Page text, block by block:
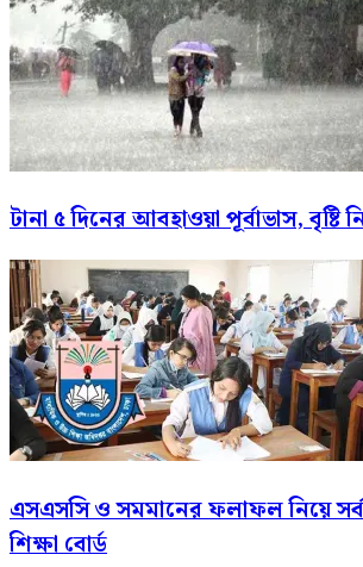
টানা ৫ দিনের আবহাওয়া পূর্বাভাস, বৃষ্টি
এসএসসি ও সমমানের ফলাফল নিয়ে
শিক্ষা বোর্ড